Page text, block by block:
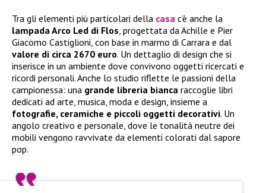
Tra gli elementi più particolari della casa c’è anche la
lampada Arco Led di Flos, progettata da Achille e Pier
Giacomo Castiglioni, con base in marmo di Carrara e dal
valore di circa 2670 euro. Un dettaglio di design che si
inserisce in un ambiente dove convivono oggetti ricercati e
ricordi personali. Anche lo studio riflette le passioni della
campionessa: una grande libreria bianca raccoglie libri
dedicati ad arte, musica, moda e design, insieme a
fotografie, ceramiche e piccoli oggetti decorativi. Un
angolo creativo e personale, dove le tonalità neutre dei
mobili vengono ravvivate da elementi colorati dal sapore
pop.